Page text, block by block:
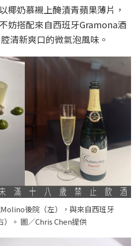
椰奶慕襯上醃漬青蘋果薄片，
妨搭配來自西班牙Gramona酒
清新爽口的微氣泡風味。
後院（左），與來自西班牙
。 圖／Chris Chen提供